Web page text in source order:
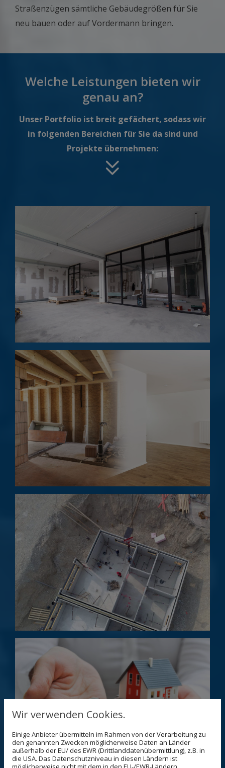
Straßenzügen sämtliche Gebäudegrößen für Sie
neu bauen oder auf Vordermann bringen.
Welche Leistungen bieten wir
genau an?
Unser Portfolio ist breit gefächert, sodass wir
in folgenden Bereichen für Sie da sind und
Projekte übernehmen:
Wir verwenden Cookies.
Einige Anbieter übermitteln im Rahmen von der Verarbeitung zu
den genannten Zwecken möglicherweise Daten an Länder
außerhalb der EU/ des EWR (Drittlanddatenübermittlung), z.B. in
die USA. Das Datenschutzniveau in diesen Ländern ist